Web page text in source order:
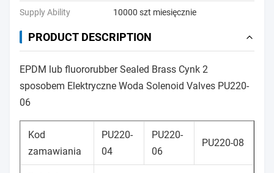
Supply Ability 10000 szt miesięcznie
PRODUCT DESCRIPTION
EPDM lub fluororubber Sealed Brass Cynk 2
sposobem Elektryczne Woda Solenoid Valves PU220-
06
Kod
zamawiania
PU220-
04
PU220-
06
PU220-08